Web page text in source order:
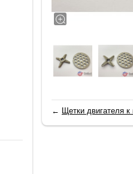
← Щетки двигателя